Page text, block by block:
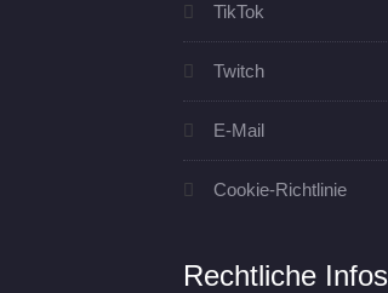
TikTok
Twitch
E-Mail
Cookie-Richtlinie
Rechtliche Infos